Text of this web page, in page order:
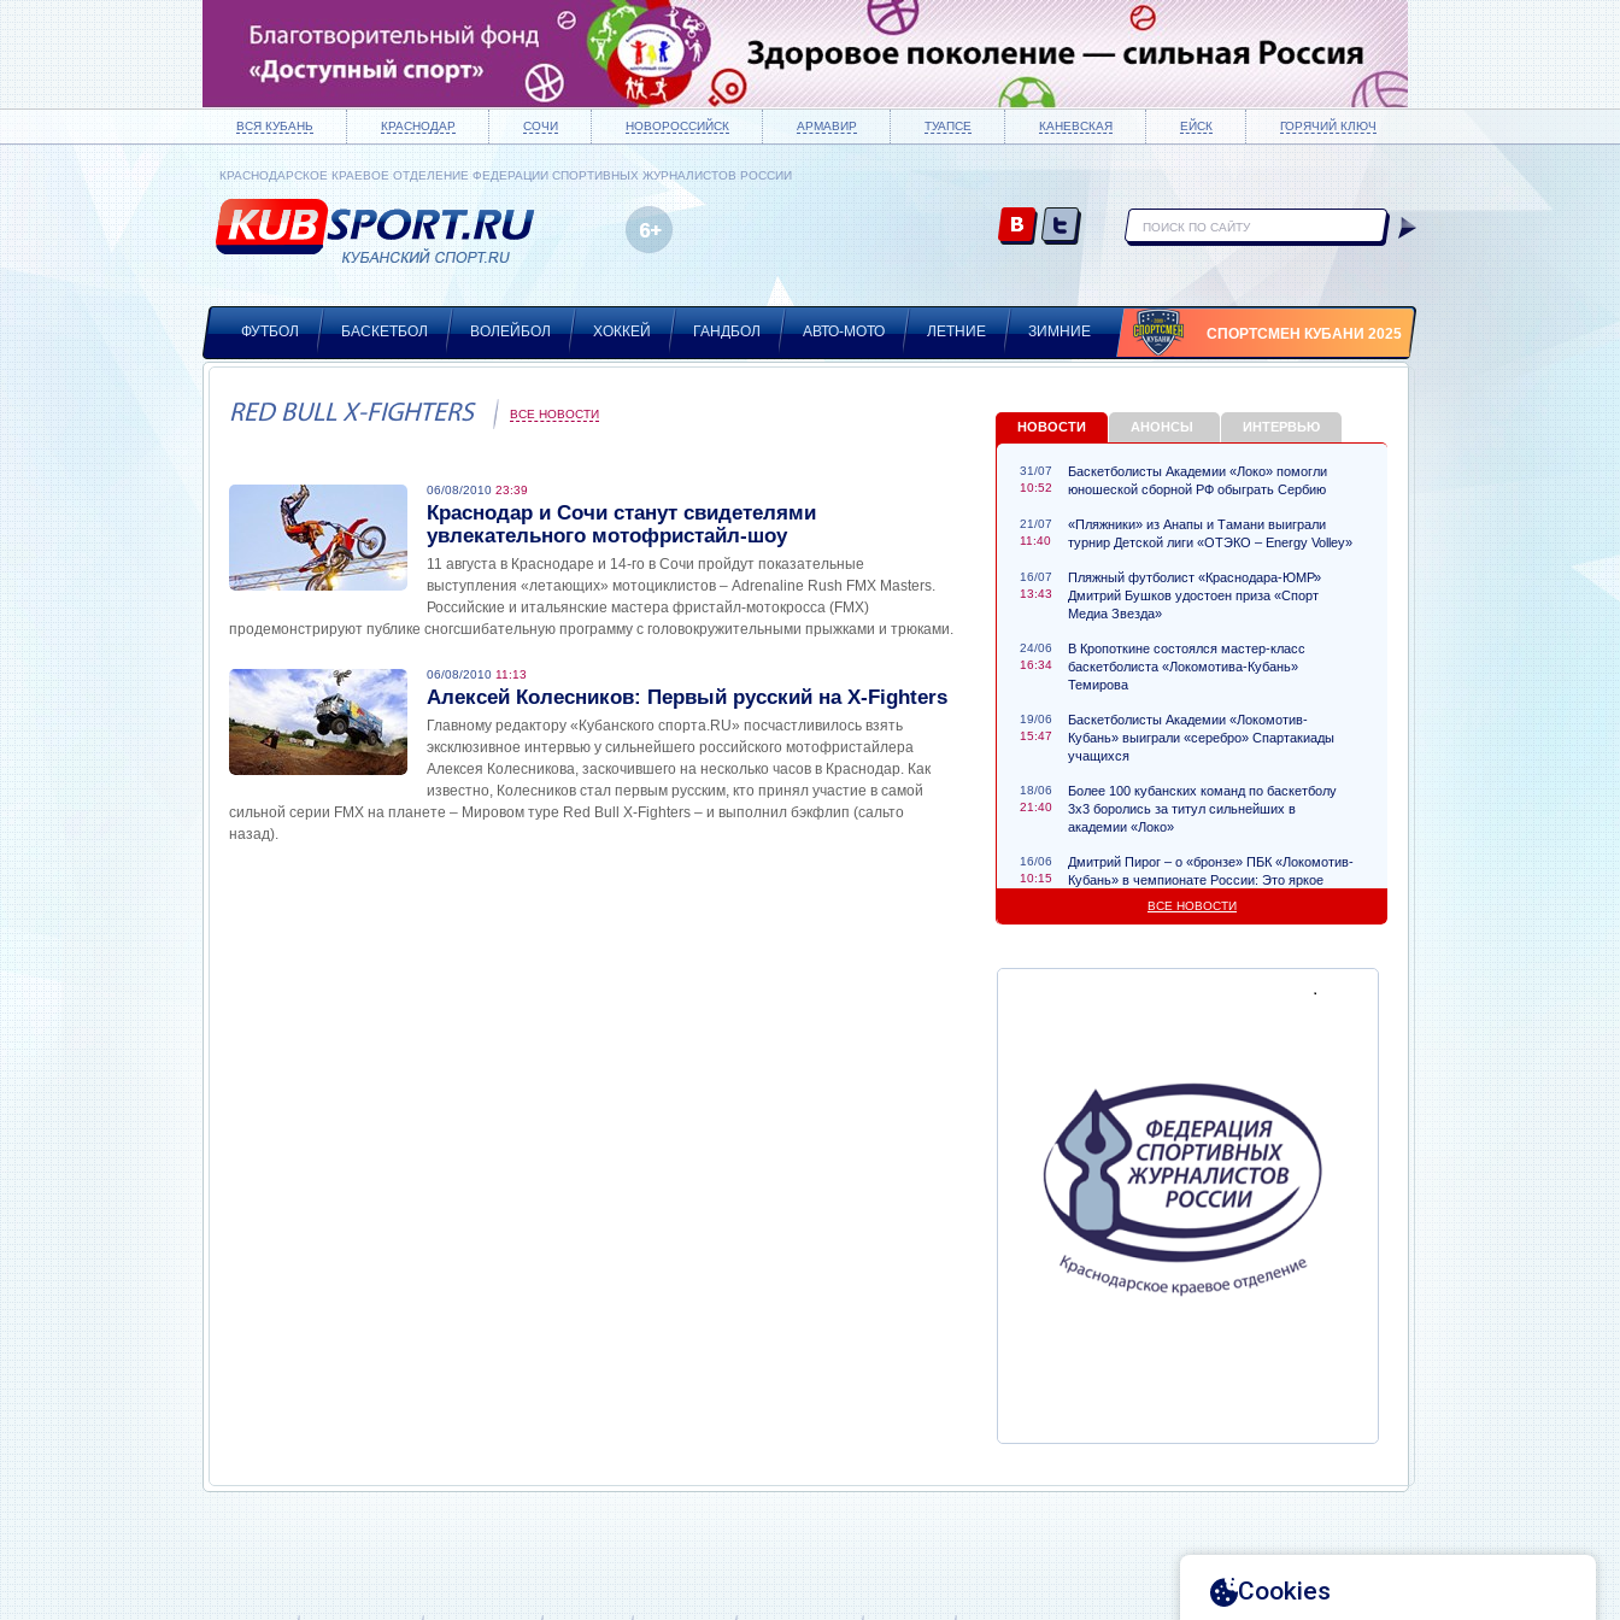
ВСЯ КУБАНЬ КРАСНОДАР СОЧИ НОВОРОССИЙСК АРМАВИР ТУАПСЕ КАНЕВСКАЯ ЕЙСК ГОРЯЧИЙ КЛЮЧ
КРАСНОДАРСКОЕ КРАЕВОЕ ОТДЕЛЕНИЕ ФЕДЕРАЦИИ СПОРТИВНЫХ ЖУРНАЛИСТОВ РОССИИ
ФУТБОЛ БАСКЕТБОЛ ВОЛЕЙБОЛ ХОККЕЙ ГАНДБОЛ АВТО-МОТО ЛЕТНИЕ ЗИМНИЕ СПОРТСМЕН КУБАНИ 2025
RED BULL X-FIGHTERS ВСЕ НОВОСТИ
06/08/2010 23:39
Краснодар и Сочи станут свидетелями
увлекательного мотофристайл-шоу
11 августа в Краснодаре и 14-го в Сочи пройдут показательные
выступления «летающих» мотоциклистов – Adrenaline Rush FMX Masters.
Российские и итальянские мастера фристайл-мотокросса (FMX)
продемонстрируют публике сногсшибательную программу с головокружительными прыжками и трюками.
06/08/2010 11:13
Алексей Колесников: Первый русский на X-Fighters
Главному редактору «Кубанского спорта.RU» посчастливилось взять
эксклюзивное интервью у сильнейшего российского мотофристайлера
Алексея Колесникова, заскочившего на несколько часов в Краснодар. Как
известно, Колесников стал первым русским, кто принял участие в самой
сильной серии FMX на планете – Мировом туре Red Bull X-Fighters – и выполнил бэкфлип (сальто
назад).
НОВОСТИ АНОНСЫ ИНТЕРВЬЮ
31/07
10:52
Баскетболисты Академии «Локо» помогли
юношеской сборной РФ обыграть Сербию
21/07
11:40
«Пляжники» из Анапы и Тамани выиграли
турнир Детской лиги «ОТЭКО – Energy Volley»
16/07
13:43
Пляжный футболист «Краснодара-ЮМР»
Дмитрий Бушков удостоен приза «Спорт
Медиа Звезда»
24/06
16:34
В Кропоткине состоялся мастер-класс
баскетболиста «Локомотива-Кубань»
Темирова
19/06
15:47
Баскетболисты Академии «Локомотив-
Кубань» выиграли «серебро» Спартакиады
учащихся
18/06
21:40
Более 100 кубанских команд по баскетболу
3х3 боролись за титул сильнейших в
академии «Локо»
16/06
10:15
Дмитрий Пирог – о «бронзе» ПБК «Локомотив-
Кубань» в чемпионате России: Это яркое
ВСЕ НОВОСТИ